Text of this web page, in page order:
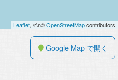
Leaflet, \r\n©OpenStreetMapcontributors
Google Map で開く